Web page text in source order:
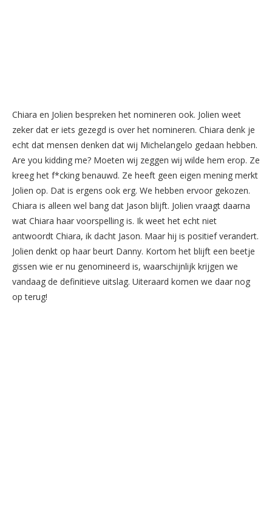
Chiara en Jolien bespreken het nomineren ook. Jolien weet
zeker dat er iets gezegd is over het nomineren. Chiara denk je
echt dat mensen denken dat wij Michelangelo gedaan hebben.
Are you kidding me? Moeten wij zeggen wij wilde hem erop. Ze
kreeg het f*cking benauwd. Ze heeft geen eigen mening merkt
Jolien op. Dat is ergens ook erg. We hebben ervoor gekozen.
Chiara is alleen wel bang dat Jason blijft. Jolien vraagt daarna
wat Chiara haar voorspelling is. Ik weet het echt niet
antwoordt Chiara, ik dacht Jason. Maar hij is positief verandert.
Jolien denkt op haar beurt Danny. Kortom het blijft een beetje
gissen wie er nu genomineerd is, waarschijnlijk krijgen we
vandaag de definitieve uitslag. Uiteraard komen we daar nog
op terug!